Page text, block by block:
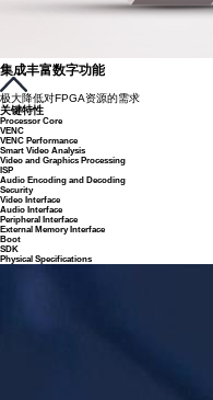
集成丰富数字功能
极大降低对FPGA资源的需求
关键特性
Processor Core
VENC
VENC Performance
Smart Video Analysis
Video and Graphics Processing
ISP
Audio Encoding and Decoding
Security
Video Interface
Audio Interface
Peripheral Interface
External Memory Interface
Boot
SDK
Physical Specifications